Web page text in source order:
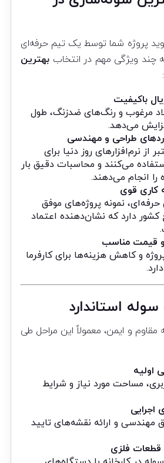
پروژه شما توسط یک تیم حرفه‌ای
چند ویژگی مهم در انتخاب بهترین
باکیفیت
مرغوب و رنگ‌های ضدزنگ، طول
می‌دهد.
طراحی و مهندسی
از نرم‌افزارهای روز دنیا برای
می‌کنند و محاسبات دقیق بار
را انجام می‌دهند.
کاری قوی
نمونه پروژه‌های موفق
دارد که نشان‌دهنده اعتماد
قیمت مناسب
و کاهش هزینه‌ها برای کارفرما
استاندارد
و ایمن، معمولاً این مراحل طی
اولیه
مساحت مورد نیاز و شرایط
اجرایی
مهندسی و ارائه نقشه‌های تایید
فلزی